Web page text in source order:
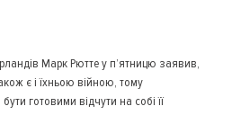
Марк Рютте у п’ятницю заявив,
є і їхньою війною, тому
готовими відчути на собі її